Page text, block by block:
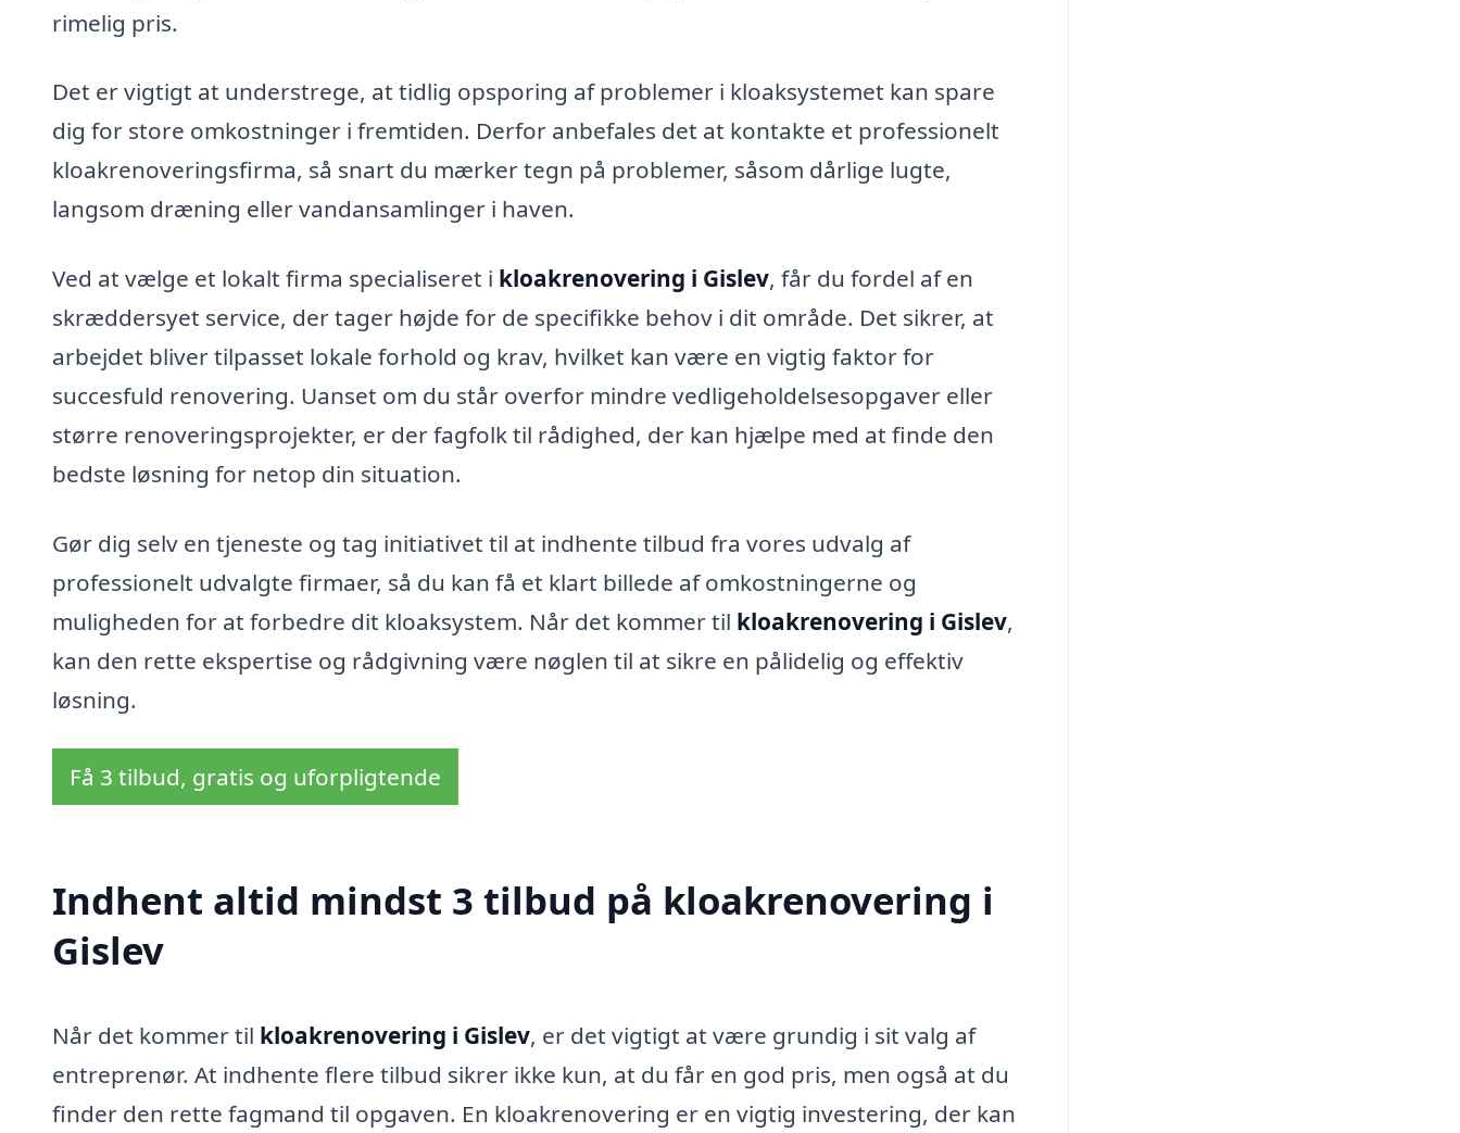
rimelig pris.
Det er vigtigt at understrege, at tidlig opsporing af problemer i kloaksystemet kan spare
dig for store omkostninger i fremtiden. Derfor anbefales det at kontakte et professionelt
kloakrenoveringsfirma, så snart du mærker tegn på problemer, såsom dårlige lugte,
langsom dræning eller vandansamlinger i haven.
Ved at vælge et lokalt firma specialiseret i kloakrenovering i Gislev, får du fordel af en
skræddersyet service, der tager højde for de specifikke behov i dit område. Det sikrer, at
arbejdet bliver tilpasset lokale forhold og krav, hvilket kan være en vigtig faktor for
succesfuld renovering. Uanset om du står overfor mindre vedligeholdelsesopgaver eller
større renoveringsprojekter, er der fagfolk til rådighed, der kan hjælpe med at finde den
bedste løsning for netop din situation.
Gør dig selv en tjeneste og tag initiativet til at indhente tilbud fra vores udvalg af
professionelt udvalgte firmaer, så du kan få et klart billede af omkostningerne og
muligheden for at forbedre dit kloaksystem. Når det kommer til kloakrenovering i Gislev,
kan den rette ekspertise og rådgivning være nøglen til at sikre en pålidelig og effektiv
løsning.
Få 3 tilbud, gratis og uforpligtende
Indhent altid mindst 3 tilbud på kloakrenovering i
Gislev
Når det kommer til kloakrenovering i Gislev, er det vigtigt at være grundig i sit valg af
entreprenør. At indhente flere tilbud sikrer ikke kun, at du får en god pris, men også at du
finder den rette fagmand til opgaven. En kloakrenovering er en vigtig investering, der kan